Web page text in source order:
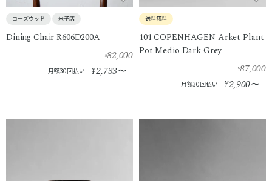
ローズウッド 米子店
Dining Chair R606D200A
¥82,000
月額30回払い ¥2,733〜
送料無料
101 COPENHAGEN Arket Plant
Pot Medio Dark Grey
¥87,000
月額30回払い ¥2,900〜